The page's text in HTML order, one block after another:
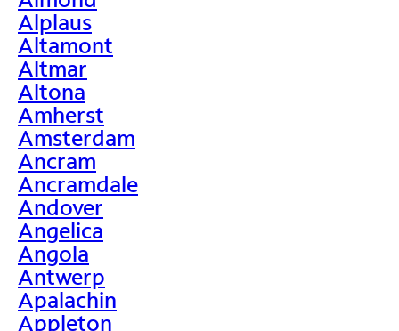
Alplaus
Altamont
Altmar
Altona
Amherst
Amsterdam
Ancram
Ancramdale
Andover
Angelica
Angola
Antwerp
Apalachin
Appleton